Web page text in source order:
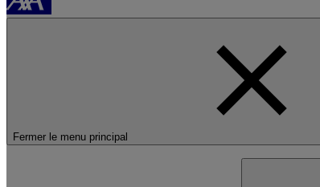
Fermer le menu principal